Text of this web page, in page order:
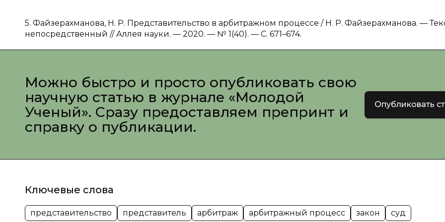
5. Файзерахманова, Н. Р. Представительство в арбитражном процессе / Н. Р. Файзерахманова. —
непосредственный // Аллея науки. — 2020. — № 1(40). — С. 671–674.
Можно быстро и просто опубликовать свою
научную статью в журнале «Молодой
Ученый». Сразу предоставляем препринт и
справку о публикации.
Опубликовать
Ключевые слова
представительство представитель арбитраж арбитражный процесс закон суд